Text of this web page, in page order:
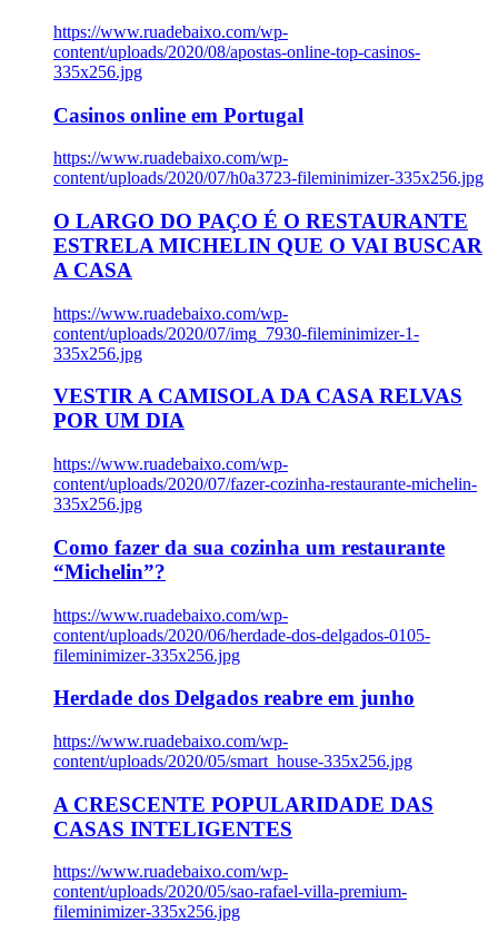
https://www.ruadebaixo.com/wp-
content/uploads/2020/08/apostas-online-top-casinos-
335x256.jpg
Casinos online em Portugal
https://www.ruadebaixo.com/wp-
content/uploads/2020/07/h0a3723-fileminimizer-335x256.jpg
O LARGO DO PAÇO É O RESTAURANTE
ESTRELA MICHELIN QUE O VAI BUSCAR
A CASA
https://www.ruadebaixo.com/wp-
content/uploads/2020/07/img_7930-fileminimizer-1-
335x256.jpg
VESTIR A CAMISOLA DA CASA RELVAS
POR UM DIA
https://www.ruadebaixo.com/wp-
content/uploads/2020/07/fazer-cozinha-restaurante-michelin-
335x256.jpg
Como fazer da sua cozinha um restaurante
“Michelin”?
https://www.ruadebaixo.com/wp-
content/uploads/2020/06/herdade-dos-delgados-0105-
fileminimizer-335x256.jpg
Herdade dos Delgados reabre em junho
https://www.ruadebaixo.com/wp-
content/uploads/2020/05/smart_house-335x256.jpg
A CRESCENTE POPULARIDADE DAS
CASAS INTELIGENTES
https://www.ruadebaixo.com/wp-
content/uploads/2020/05/sao-rafael-villa-premium-
fileminimizer-335x256.jpg